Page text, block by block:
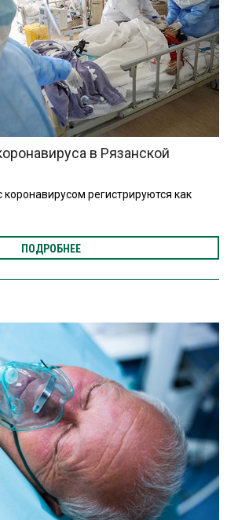
в Рязанской
коронавирусом регистрируются как
ПОДРОБНЕЕ